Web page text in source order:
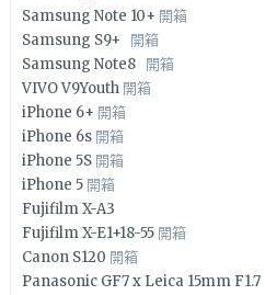
Samsung Note 10+ 開箱
Samsung S9+ 開箱
Samsung Note8 開箱
VIVO V9Youth 開箱
iPhone 6+ 開箱
iPhone 6s 開箱
iPhone 5S 開箱
iPhone 5 開箱
Fujifilm X-A3
Fujifilm X-E1+18-55 開箱
Canon S120 開箱
Panasonic GF7 x Leica 15mm F1.7